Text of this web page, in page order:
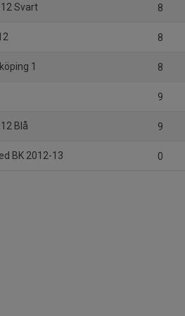
Svart 8
8
1 8
9
Blå 9
BK 2012-13 0